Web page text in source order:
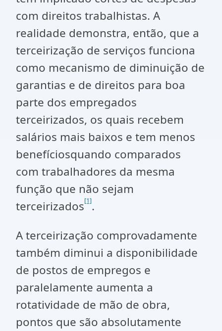
com direitos trabalhistas. A
realidade demonstra, então, que a
terceirização de serviços funciona
como mecanismo de diminuição de
garantias e de direitos para boa
parte dos empregados
terceirizados, os quais recebem
salários mais baixos e tem menos
benefíciosquando comparados
com trabalhadores da mesma
função que não sejam
terceirizados[1].
A terceirização comprovadamente
também diminui a disponibilidade
de postos de empregos e
paralelamente aumenta a
rotatividade de mão de obra,
pontos que são absolutamente